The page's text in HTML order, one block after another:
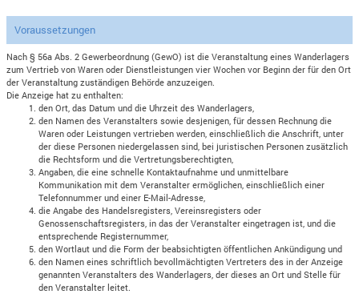
Voraussetzungen
Nach § 56a Abs. 2 Gewerbeordnung (GewO) ist die Veranstaltung eines Wanderlagers
zum Vertrieb von Waren oder Dienstleistungen vier Wochen vor Beginn der für den Ort
der Veranstaltung zuständigen Behörde anzuzeigen.
Die Anzeige hat zu enthalten:
den Ort, das Datum und die Uhrzeit des Wanderlagers,
den Namen des Veranstalters sowie desjenigen, für dessen Rechnung die
Waren oder Leistungen vertrieben werden, einschließlich die Anschrift, unter
der diese Personen niedergelassen sind, bei juristischen Personen zusätzlich
die Rechtsform und die Vertretungsberechtigten,
Angaben, die eine schnelle Kontaktaufnahme und unmittelbare
Kommunikation mit dem Veranstalter ermöglichen, einschließlich einer
Telefonnummer und einer E-Mail-Adresse,
die Angabe des Handelsregisters, Vereinsregisters oder
Genossenschaftsregisters, in das der Veranstalter eingetragen ist, und die
entsprechende Registernummer,
den Wortlaut und die Form der beabsichtigten öffentlichen Ankündigung und
den Namen eines schriftlich bevollmächtigten Vertreters des in der Anzeige
genannten Veranstalters des Wanderlagers, der dieses an Ort und Stelle für
den Veranstalter leitet.